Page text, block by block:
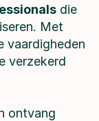
die
vaardigheden
verzekerd
ontvang